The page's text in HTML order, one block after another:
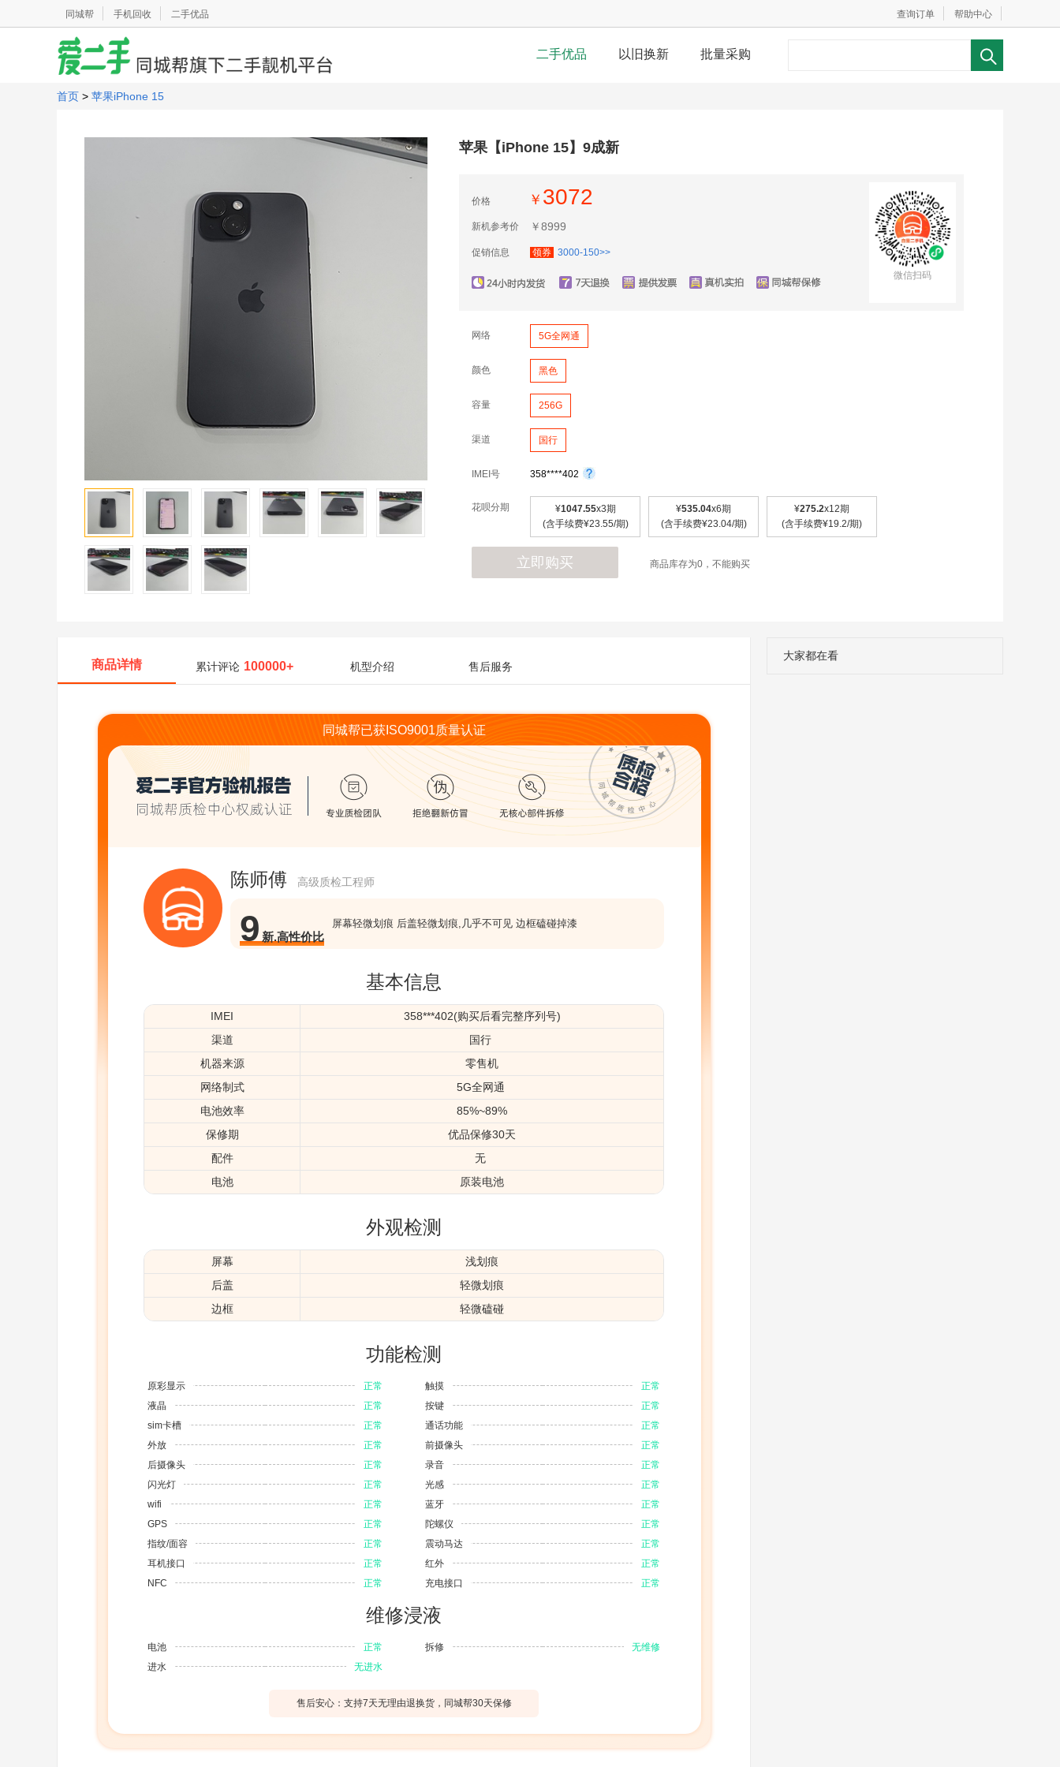
同城帮 手机回收 二手优品 查询订单 帮助中心
二手优品 以旧换新 批量采购
首页 > 苹果iPhone 15
苹果【iPhone 15】9成新
微信扫码
价格 ￥
新机参考价 ￥
促销信息 领券 3000-150>>
网络 5G全网通
颜色 黑色
容量 256G
渠道 国行
IMEI号 358****402
花呗分期 ¥1047.55x3期
(含手续费¥23.55/期)
¥535.04x6期
(含手续费¥23.04/期)
¥275.2x12期
(含手续费¥19.2/期)
立即购买 商品库存为0，不能购买
商品详情 累计评论 100000+ 机型介绍 售后服务
同城帮已获ISO9001质量认证
陈师傅 高级质检工程师
9 新.高性价比
屏幕轻微划痕 后盖轻微划痕,几乎不可见 边框磕碰掉漆
基本信息
IMEI
358***402(购买后看完整序列号)
渠道
国行
机器来源
零售机
网络制式
5G全网通
电池效率
85%~89%
保修期
优品保修30天
配件
无
电池
原装电池
外观检测
屏幕
浅划痕
后盖
轻微划痕
边框
轻微磕碰
功能检测
原彩显示 正常 触摸
正常
液晶
正常 按键
正常
sim卡槽
正常 通话功能
正常
外放
正常 前摄像头
正常
后摄像头
正常 录音
正常
闪光灯
正常 光感
正常
wifi
正常 蓝牙
正常
GPS
正常 陀螺仪
正常
指纹/面容
正常 震动马达
正常
耳机接口
正常 红外
正常
NFC
正常 充电接口 正常
维修浸液
电池 正常 拆修
无维修
进水
无进水
售后安心：支持7天无理由退换货，同城帮30天保修
大家都在看